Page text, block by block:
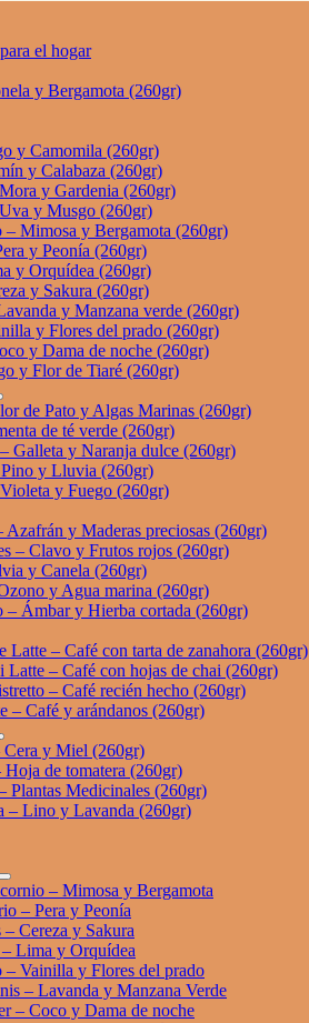
el hogar
y Bergamota (260gr)
y Camomila (260gr)
y Calabaza (260gr)
y Gardenia (260gr)
y Musgo (260gr)
– Mimosa y Bergamota (260gr)
y Peonía (260gr)
y Orquídea (260gr)
y Sakura (260gr)
y Manzana verde (260gr)
y Flores del prado (260gr)
y Dama de noche (260gr)
y Flor de Tiaré (260gr)
de Pato y Algas Marinas (260gr)
de té verde (260gr)
Galleta y Naranja dulce (260gr)
y Lluvia (260gr)
y Fuego (260gr)
y Maderas preciosas (260gr)
– Clavo y Frutos rojos (260gr)
y Canela (260gr)
y Agua marina (260gr)
– Ámbar y Hierba cortada (260gr)
Latte – Café con tarta de zanahora (260gr)
Latte – Café con hojas de chai (260gr)
– Café recién hecho (260gr)
– Café y arándanos (260gr)
Cera y Miel (260gr)
Hoja de tomatera (260gr)
Plantas Medicinales (260gr)
– Lino y Lavanda (260gr)
– Mimosa y Bergamota
– Pera y Peonía
Cereza y Sakura
Lima y Orquídea
– Vainilla y Flores del prado
– Lavanda y Manzana Verde
– Coco y Dama de noche